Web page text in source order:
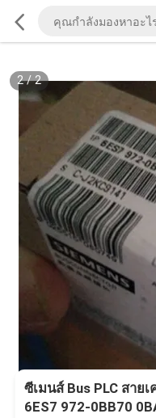
2/2
ซีเมนส์ Bus PLC สาย
6ES7 972-0BB70